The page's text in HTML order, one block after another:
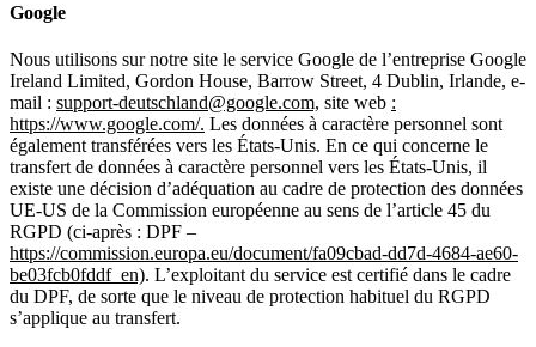
Google
Nous utilisons sur notre site le service Google de l’entreprise Google
Ireland Limited, Gordon House, Barrow Street, 4 Dublin, Irlande, e-
mail : support-deutschland@google.com, site web :
https://www.google.com/. Les données à caractère personnel sont
également transférées vers les États-Unis. En ce qui concerne le
transfert de données à caractère personnel vers les États-Unis, il
existe une décision d’adéquation au cadre de protection des données
UE-US de la Commission européenne au sens de l’article 45 du
RGPD (ci-après : DPF –
https://commission.europa.eu/document/fa09cbad-dd7d-4684-ae60-
be03fcb0fddf_en). L’exploitant du service est certifié dans le cadre
du DPF, de sorte que le niveau de protection habituel du RGPD
s’applique au transfert.